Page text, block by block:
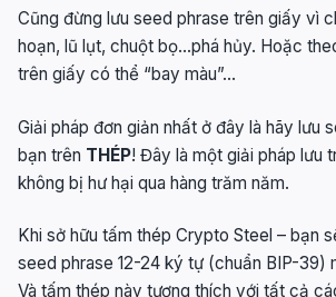
Cũng đừng lưu seed phrase trên giấy vì
hoạn, lũ lụt, chuột bọ…phá hủy. Hoặc
trên giấy có thể “bay màu”…
Giải pháp đơn giản nhất ở đây là hãy lưu
bạn trên THÉP! Đây là một giải pháp lưu
không bị hư hại qua hàng trăm năm.
Khi sở hữu tấm thép Crypto Steel – bạn
seed phrase 12-24 ký tự (chuẩn BIP-39)
Và tấm thép này tương thích với tất cả